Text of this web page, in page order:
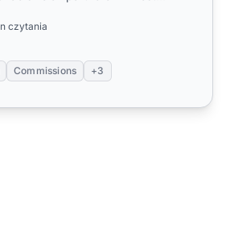
czytania
Commissions +3